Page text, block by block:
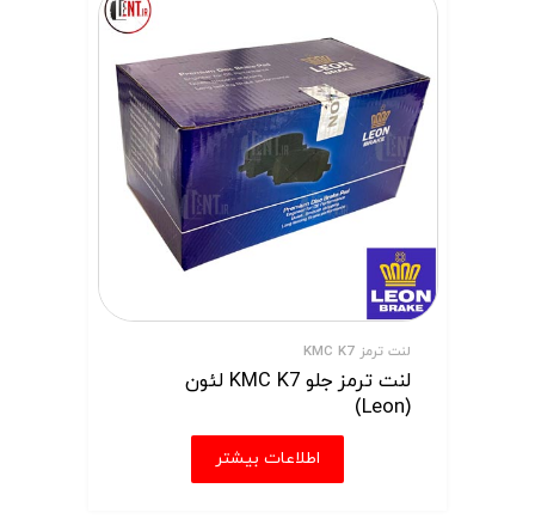
لنت ترمز KMC K7
لنت ترمز جلو KMC K7 لئون
(Leon)
اطلاعات بیشتر